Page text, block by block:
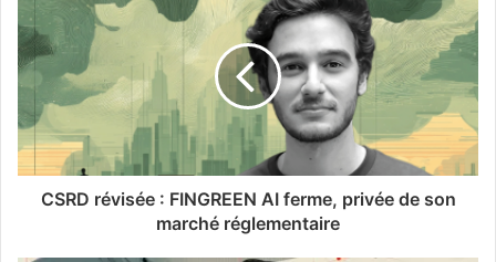
CSRD révisée : FINGREEN AI ferme, privée de son
marché réglementaire